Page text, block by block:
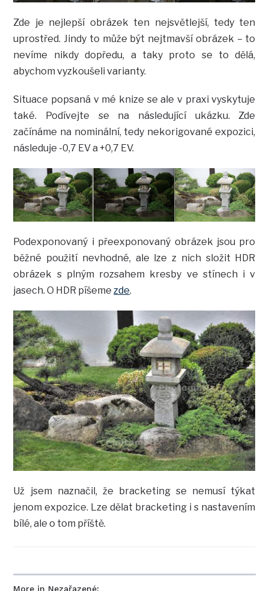
More in Nezařazené:
Zde je nejlepší obrázek ten nejsvětlejší, tedy ten
uprostřed. Jindy to může být nejtmavší obrázek – to
nevíme nikdy dopředu, a taky proto se to dělá,
abychom vyzkoušeli varianty.
Situace popsaná v mé knize se ale v praxi vyskytuje
také. Podívejte se na následující ukázku. Zde
začínáme na nominální, tedy nekorigované expozici,
následuje -0,7 EV a +0,7 EV.
Podexponovaný i přeexponovaný obrázek jsou pro
běžné použití nevhodné, ale lze z nich složit HDR
obrázek s plným rozsahem kresby ve stínech i v
jasech. O HDR píšemezde.
Už jsem naznačil, že bracketing se nemusí týkat
jenom expozice. Lze dělat bracketing i s nastavením
bílé, ale o tom příště.